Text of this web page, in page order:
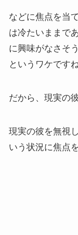
などに焦点を当
は冷たいままで
に興味がなさそ
というワケですね
だから、現実の
現実の彼を無視
いう状況に焦点